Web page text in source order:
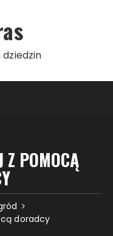
Z POMOCĄ
doradcy